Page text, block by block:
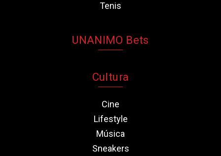
Tenis
UNANIMO Bets
Cultura
Cine
Lifestyle
Música
Sneakers